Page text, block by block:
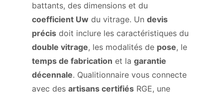
battants, des dimensions et du
coefficient Uw du vitrage. Un devis
précis doit inclure les caractéristiques du
double vitrage, les modalités de pose, le
temps de fabrication et la garantie
décennale. Qualitionnaire vous connecte
avec des artisans certifiés RGE, une